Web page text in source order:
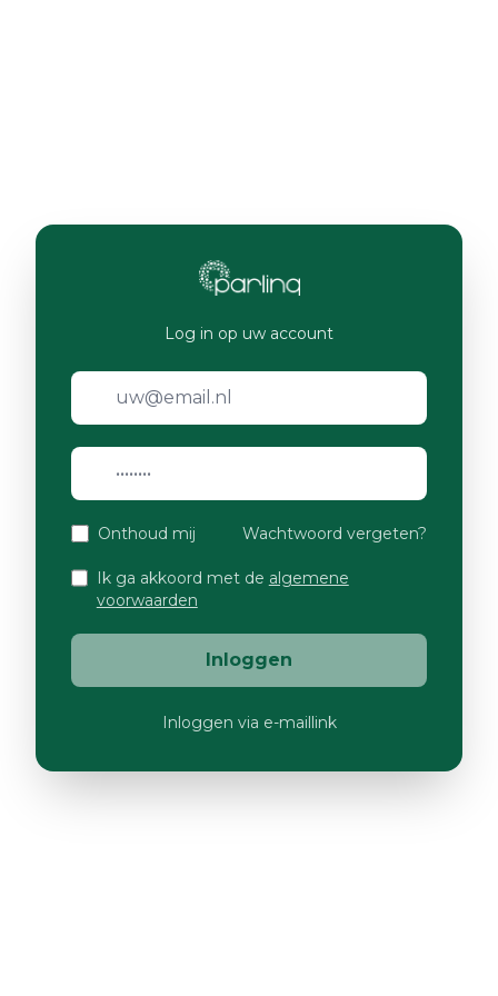
Log in op uw account
Onthoud mij Wachtwoord vergeten?
Ik ga akkoord met de algemene
voorwaarden
Inloggen
Inloggen via e-maillink